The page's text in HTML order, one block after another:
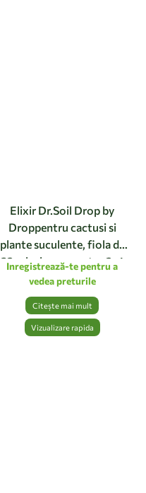
Elixir Dr.Soil Drop by
Droppentru cactusi si
plante suculente, fiola de
32 ml – hrana pentru 2-4
saptamani
Inregistrează-te pentru a
vedea preturile
Citește mai mult
Vizualizare rapida